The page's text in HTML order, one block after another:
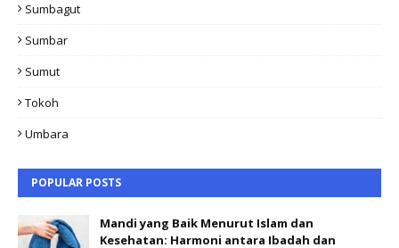
Sumbagut
Sumbar
Sumut
Tokoh
Umbara
POPULAR POSTS
Mandi yang Baik Menurut Islam dan
Kesehatan: Harmoni antara Ibadah dan